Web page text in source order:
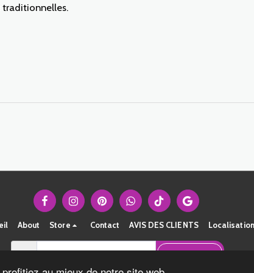
traditionnelles.
About Store Contact AVIS DES CLIENTS Localisation